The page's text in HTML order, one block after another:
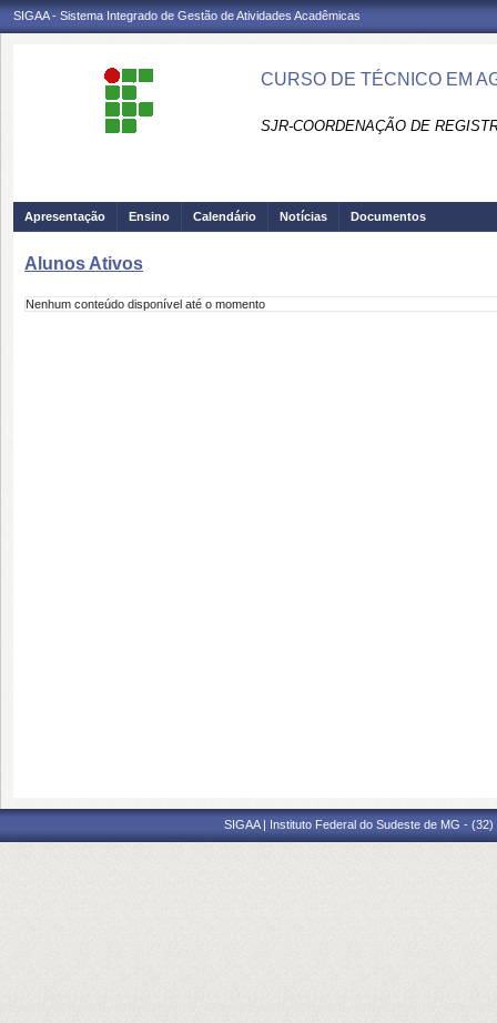
SIGAA - Sistema Integrado de Gestão de Atividades Acadêmicas
CURSO DE TÉCNICO EM
SJR-COORDENAÇÃO DE
Apresentação Ensino Calendário Notícias Documentos
Alunos Ativos
Nenhum conteúdo disponível até o momento
SIGAA | Instituto Federal do Sudeste de MG -